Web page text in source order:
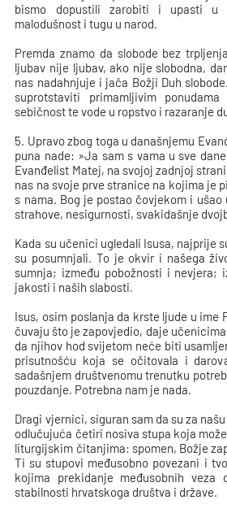
bismo dopustili zarobiti i upasti u
malodušnost i tugu u narod.
Premda znamo da slobode bez
ljubav nije ljubav, ako nije slobodna,
nas nadahnjuje i jača Božji Duh
suprotstaviti primamljivim
sebičnost te vode u ropstvo i razaranje
5. Upravo zbog toga u današnjemu
puna nade: »Ja sam s vama u sve
Evanđelist Matej, na svojoj zadnjoj
nas na svoje prve stranice na kojima je
s nama. Bog je postao čovjekom i
strahove, nesigurnosti, svakidašnje
Kada su učenici ugledali Isusa, najprije
su posumnjali. To je okvir i našega
sumnja; između pobožnosti i nevjera;
jakosti i naših slabosti.
Isus, osim poslanja da krste ljude u ime
čuvaju što je zapovjedio, daje
da njihov hod svijetom neće biti
prisutnošću koja se očitovala i
sadašnjem društvenomu trenutku
pouzdanje. Potrebna nam je nada.
Dragi vjernici, siguran sam da su za
odlučujuća četiri nosiva stupa koja
liturgijskim čitanjima: spomen, Božje
Ti su stupovi međusobno povezani i
kojima prekidanje međusobnih veza
stabilnosti hrvatskoga društva i države.